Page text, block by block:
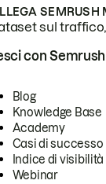
SEMRUSH
sul
con Semrush
Blog
Knowledge Base
Academy
Casi di successo
Indice di visibilità
Webinar